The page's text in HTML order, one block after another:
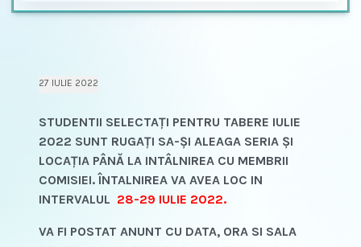
27 IULIE 2022
STUDENTII SELECTAŢI PENTRU TABERE IULIE
2022 SUNT RUGAŢI SA-ŞI ALEAGA SERIA ŞI
LOCAŢIA PÂNĂ LA INTÂLNIREA CU MEMBRII
COMISIEI. ÎNTALNIREA VA AVEA LOC IN
INTERVALUL 28-29 IULIE 2022.
VA FI POSTAT ANUNT CU DATA, ORA SI SALA